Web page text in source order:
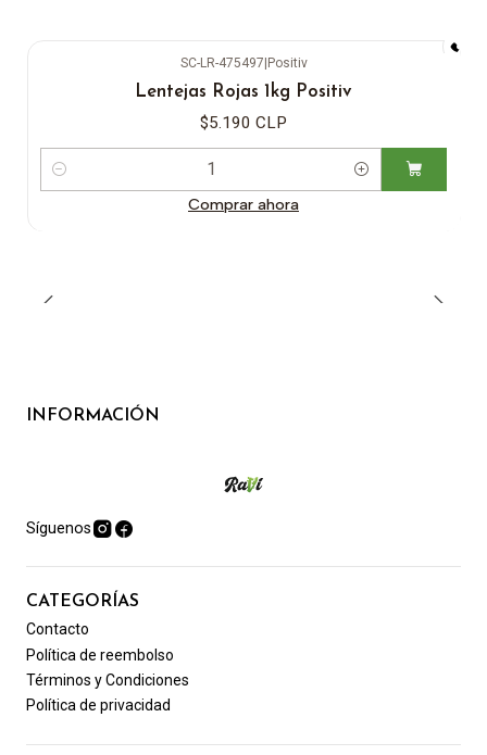
SC-LR-475497|Positiv
Lentejas Rojas 1kg Positiv
$5.190 CLP
Cantidad
Comprar ahora
INFORMACIÓN
Síguenos
CATEGORÍAS
Contacto
Política de reembolso
Términos y Condiciones
Política de privacidad